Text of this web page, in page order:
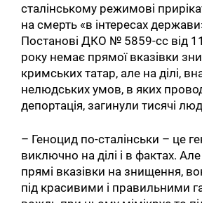
сталінському режимові
на смерть «в інтересах
Постанові ДКО № 5859-сс від
року немає прямої вказівки
кримських татар, але на ділі,
нелюдських умов, в яких
депортація, загинули тисячі
– Геноцид по-сталінськи – це
виключно на ділі і в фактах.
прямі вказівки на знищення,
під красивими і правильними